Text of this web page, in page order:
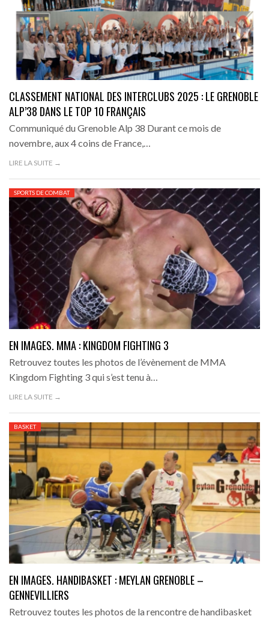
CLASSEMENT NATIONAL DES INTERCLUBS 2025 : LE GRENOBLE
ALP’38 DANS LE TOP 10 FRANÇAIS
Communiqué du Grenoble Alp 38 Durant ce mois de
novembre, aux 4 coins de France,…
LIRE LA SUITE →
SPORTS DE COMBAT
EN IMAGES. MMA : KINGDOM FIGHTING 3
Retrouvez toutes les photos de l’évènement de MMA
Kingdom Fighting 3 qui s’est tenu à…
LIRE LA SUITE →
BASKET
EN IMAGES. HANDIBASKET : MEYLAN GRENOBLE –
GENNEVILLIERS
Retrouvez toutes les photos de la rencontre de handibasket